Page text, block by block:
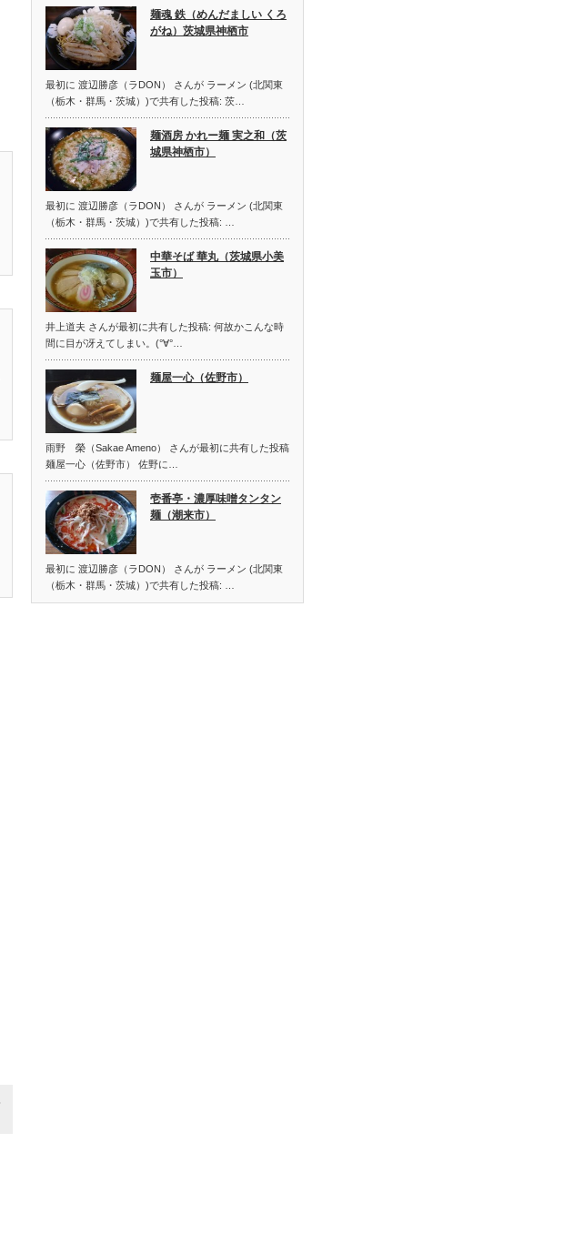
麺魂 鉄（めんだましい くろ
がね）茨城県神栖市
最初に 渡辺勝彦（ラDON） さんが ラーメン (北関東
（栃木・群馬・茨城）)で共有した投稿: 茨…
麺酒房 かれー麺 実之和（茨
城県神栖市）
最初に 渡辺勝彦（ラDON） さんが ラーメン (北関東
（栃木・群馬・茨城）)で共有した投稿: …
中華そば 華丸（茨城県小美
玉市）
井上道夫 さんが最初に共有した投稿: 何故かこんな時
間に目が冴えてしまい。(°∀°…
麺屋一心（佐野市）
雨野 榮（Sakae Ameno） さんが最初に共有した投稿
麺屋一心（佐野市） 佐野に…
壱番亭・濃厚味噌タンタン
麺（潮来市）
最初に 渡辺勝彦（ラDON） さんが ラーメン (北関東
（栃木・群馬・茨城）)で共有した投稿: …